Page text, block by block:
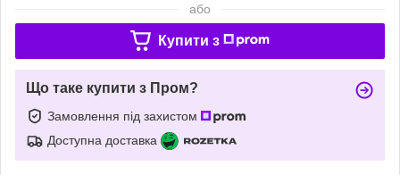
або
Купити з
Що таке купити з Пром?
Замовлення під захистом
Доступна доставка